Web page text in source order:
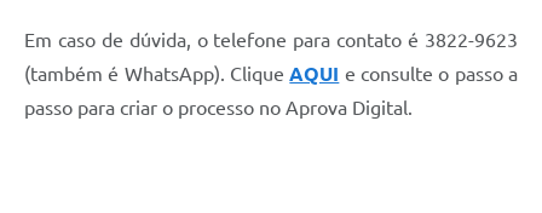
Em caso de dúvida, o telefone para contato é 3822-9623
(também é WhatsApp). CliqueAQUI e consulte o passo a
passo para criar o processo no Aprova Digital.